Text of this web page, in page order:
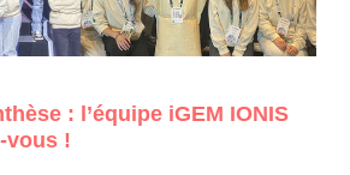
: l’équipe iGEM IONIS
vous !